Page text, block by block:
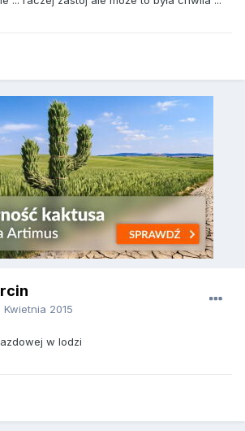
Kwietnia 2015
w lodzi